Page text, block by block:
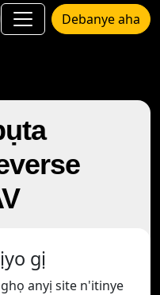
Debanye aha
gị
anyị site n'itinye